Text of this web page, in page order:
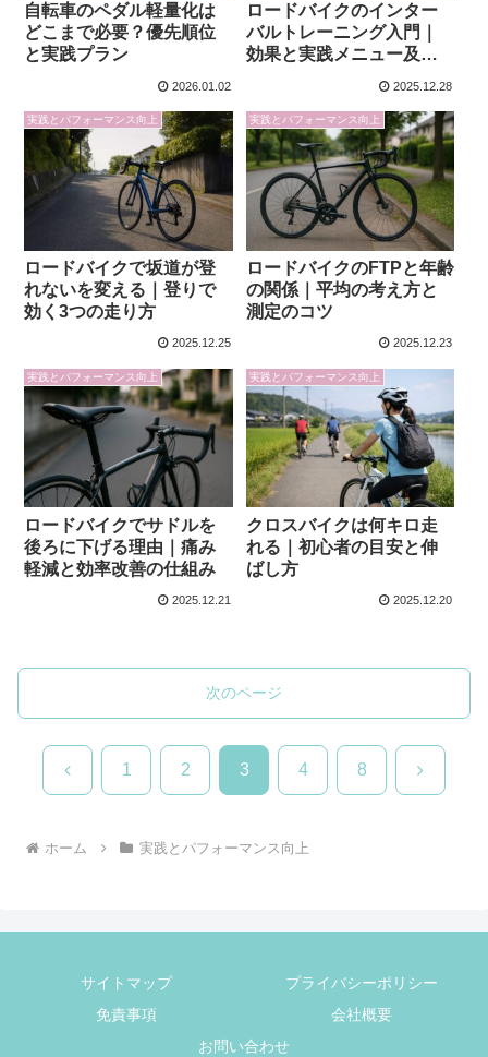
自転車のペダル軽量化は
どこまで必要？優先順位
と実践プラン
2026.01.02
ロードバイクのインター
バルトレーニング入門｜
効果と実践メニュー及び
2025.12.28
実践とパフォーマンス向上
ロードバイクで坂道が登
れないを変える｜登りで
効く3つの走り方
2025.12.25
実践とパフォーマンス向上
ロードバイクのFTPと年齢
の関係｜平均の考え方と
測定のコツ
2025.12.23
実践とパフォーマンス向上
ロードバイクでサドルを
後ろに下げる理由｜痛み
軽減と効率改善の仕組み
2025.12.21
実践とパフォーマンス向上
クロスバイクは何キロ走
れる｜初心者の目安と伸
ばし方
2025.12.20
次のページ
前 1 2 3 4 8 次
ホーム 実践とパフォーマンス向上
サイトマップ
プライバシーポリシー
免責事項
会社概要
お問い合わせ